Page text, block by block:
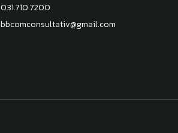
031.710.7200
bbcomconsultativ@gmail.com